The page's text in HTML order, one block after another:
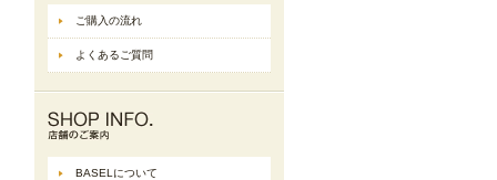
ご購入の流れ
よくあるご質問
BASELについて